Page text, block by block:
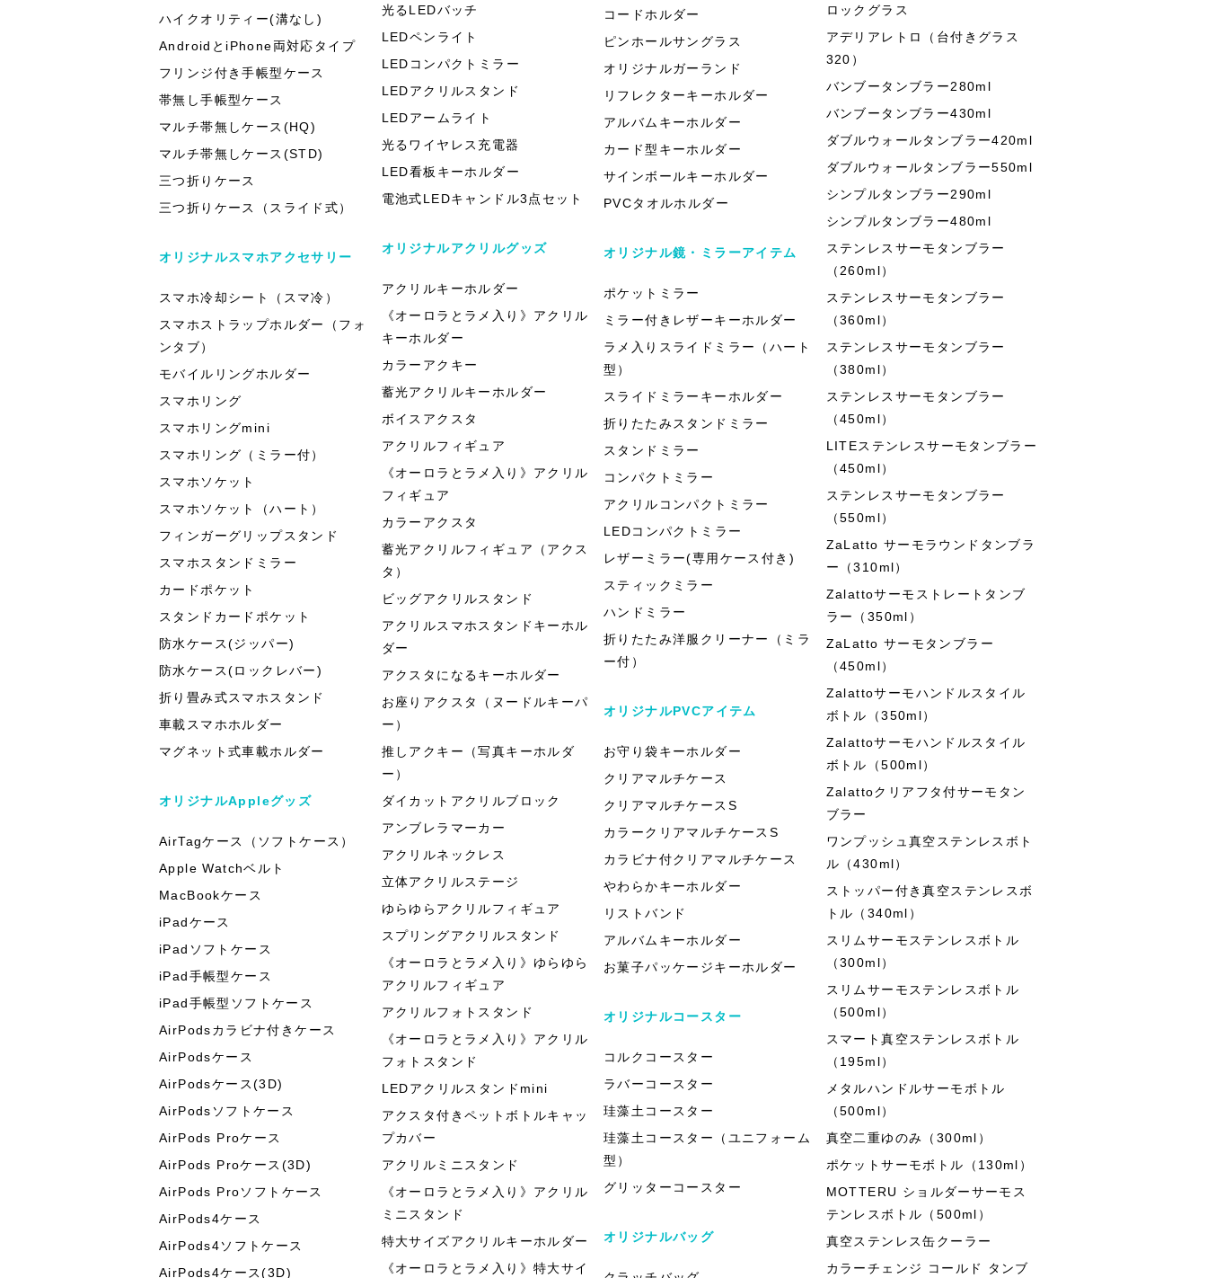
ハイクオリティー(溝なし)
AndroidとiPhone両対応タイプ
フリンジ付き手帳型ケース
帯無し手帳型ケース
マルチ帯無しケース(HQ)
マルチ帯無しケース(STD)
三つ折りケース
三つ折りケース（スライド式）
オリジナルスマホアクセサリー
スマホ冷却シート（スマ冷）
スマホストラップホルダー（フォ
ンタブ）
モバイルリングホルダー
スマホリング
スマホリングmini
スマホリング（ミラー付）
スマホソケット
スマホソケット（ハート）
フィンガーグリップスタンド
スマホスタンドミラー
カードポケット
スタンドカードポケット
防水ケース(ジッパー)
防水ケース(ロックレバー)
折り畳み式スマホスタンド
車載スマホホルダー
マグネット式車載ホルダー
オリジナルAppleグッズ
AirTagケース（ソフトケース）
Apple Watchベルト
MacBookケース
iPadケース
iPadソフトケース
iPad手帳型ケース
iPad手帳型ソフトケース
AirPodsカラビナ付きケース
AirPodsケース
AirPodsケース(3D)
AirPodsソフトケース
AirPods Proケース
AirPods Proケース(3D)
AirPods Proソフトケース
AirPods4ケース
AirPods4ソフトケース
AirPods4ケース(3D)
光るLEDバッチ
LEDペンライト
LEDコンパクトミラー
LEDアクリルスタンド
LEDアームライト
光るワイヤレス充電器
LED看板キーホルダー
電池式LEDキャンドル3点セット
オリジナルアクリルグッズ
アクリルキーホルダー
《オーロラとラメ入り》アクリル
キーホルダー
カラーアクキー
蓄光アクリルキーホルダー
ボイスアクスタ
アクリルフィギュア
《オーロラとラメ入り》アクリル
フィギュア
カラーアクスタ
蓄光アクリルフィギュア（アクス
タ）
ビッグアクリルスタンド
アクリルスマホスタンドキーホル
ダー
アクスタになるキーホルダー
お座りアクスタ（ヌードルキーパ
ー）
推しアクキー（写真キーホルダ
ー）
ダイカットアクリルブロック
アンブレラマーカー
アクリルネックレス
立体アクリルステージ
ゆらゆらアクリルフィギュア
スプリングアクリルスタンド
《オーロラとラメ入り》ゆらゆら
アクリルフィギュア
アクリルフォトスタンド
《オーロラとラメ入り》アクリル
フォトスタンド
LEDアクリルスタンドmini
アクスタ付きペットボトルキャッ
プカバー
アクリルミニスタンド
《オーロラとラメ入り》アクリル
ミニスタンド
特大サイズアクリルキーホルダー
《オーロラとラメ入り》特大サイ
コードホルダー
ピンホールサングラス
オリジナルガーランド
リフレクターキーホルダー
アルバムキーホルダー
カード型キーホルダー
サインボールキーホルダー
PVCタオルホルダー
オリジナル鏡・ミラーアイテム
ポケットミラー
ミラー付きレザーキーホルダー
ラメ入りスライドミラー（ハート
型）
スライドミラーキーホルダー
折りたたみスタンドミラー
スタンドミラー
コンパクトミラー
アクリルコンパクトミラー
LEDコンパクトミラー
レザーミラー(専用ケース付き)
スティックミラー
ハンドミラー
折りたたみ洋服クリーナー（ミラ
ー付）
オリジナルPVCアイテム
お守り袋キーホルダー
クリアマルチケース
クリアマルチケースS
カラークリアマルチケースS
カラビナ付クリアマルチケース
やわらかキーホルダー
リストバンド
アルバムキーホルダー
お菓子パッケージキーホルダー
オリジナルコースター
コルクコースター
ラバーコースター
珪藻土コースター
珪藻土コースター（ユニフォーム
型）
グリッターコースター
オリジナルバッグ
ロックグラス
アデリアレトロ（台付きグラス
320）
バンブータンブラー280ml
バンブータンブラー430ml
ダブルウォールタンブラー420ml
ダブルウォールタンブラー550ml
シンプルタンブラー290ml
シンプルタンブラー480ml
ステンレスサーモタンブラー
（260ml）
ステンレスサーモタンブラー
（360ml）
ステンレスサーモタンブラー
（380ml）
ステンレスサーモタンブラー
（450ml）
LITEステンレスサーモタンブラー
（450ml）
ステンレスサーモタンブラー
（550ml）
ZaLatto サーモラウンドタンブラ
ー（310ml）
Zalattoサーモストレートタンブ
ラー（350ml）
ZaLatto サーモタンブラー
（450ml）
Zalattoサーモハンドルスタイル
ボトル（350ml）
Zalattoサーモハンドルスタイル
ボトル（500ml）
Zalattoクリアフタ付サーモタン
ブラー
ワンプッシュ真空ステンレスボト
ル（430ml）
ストッパー付き真空ステンレスボ
トル（340ml）
スリムサーモステンレスボトル
（300ml）
スリムサーモステンレスボトル
（500ml）
スマート真空ステンレスボトル
（195ml）
メタルハンドルサーモボトル
（500ml）
真空二重ゆのみ（300ml）
ポケットサーモボトル（130ml）
MOTTERU ショルダーサーモス
テンレスボトル（500ml）
真空ステンレス缶クーラー
カラーチェンジ コールド タンブ